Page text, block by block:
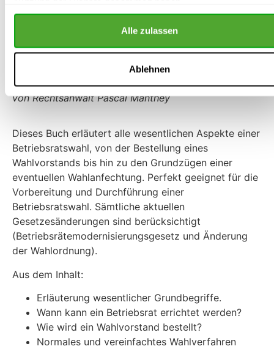
Alle zulassen
Ablehnen
Die Betriebsratswahl rechtssicher vorbereiten und
von Rechtsanwalt Pascal Manthey
Dieses Buch erläutert alle wesentlichen Aspekte einer
Betriebsratswahl, von der Bestellung eines
Wahlvorstands bis hin zu den Grundzügen einer
eventuellen Wahlanfechtung. Perfekt geeignet für die
Vorbereitung und Durchführung einer
Betriebsratswahl. Sämtliche aktuellen
Gesetzesänderungen sind berücksichtigt
(Betriebsrätemodernisierungsgesetz und Änderung
der Wahlordnung).
Aus dem Inhalt:
Erläuterung wesentlicher Grundbegriffe.
Wann kann ein Betriebsrat errichtet werden?
Wie wird ein Wahlvorstand bestellt?
Normales und vereinfachtes Wahlverfahren